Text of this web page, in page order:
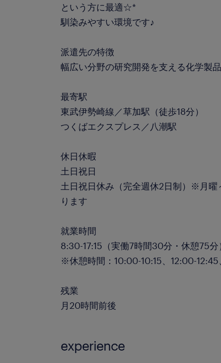
という方に最適☆*
馴染みやすい環境です♪
派遣先の特徴
幅広い分野の研究開発を支える化学製
最寄駅
東武伊勢崎線／草加駅（徒歩18分）
つくばエクスプレス／八潮駅
休日休暇
土日祝日
土日祝日休み（完全週休2日制）※月曜
ります
就業時間
8:30-17:15（実働7時間30分・休憩75分
※休憩時間：10:00-10:15、12:00-12:45
残業
月20時間前後
experience